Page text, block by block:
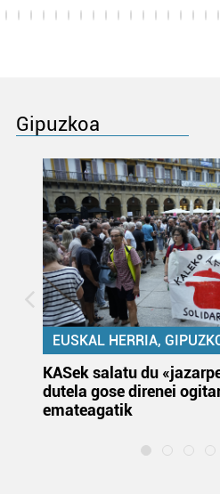
Gipuzkoa
EUSKAL HERRIA,
KASek salatu du
dutela gose direnei
emateagatik